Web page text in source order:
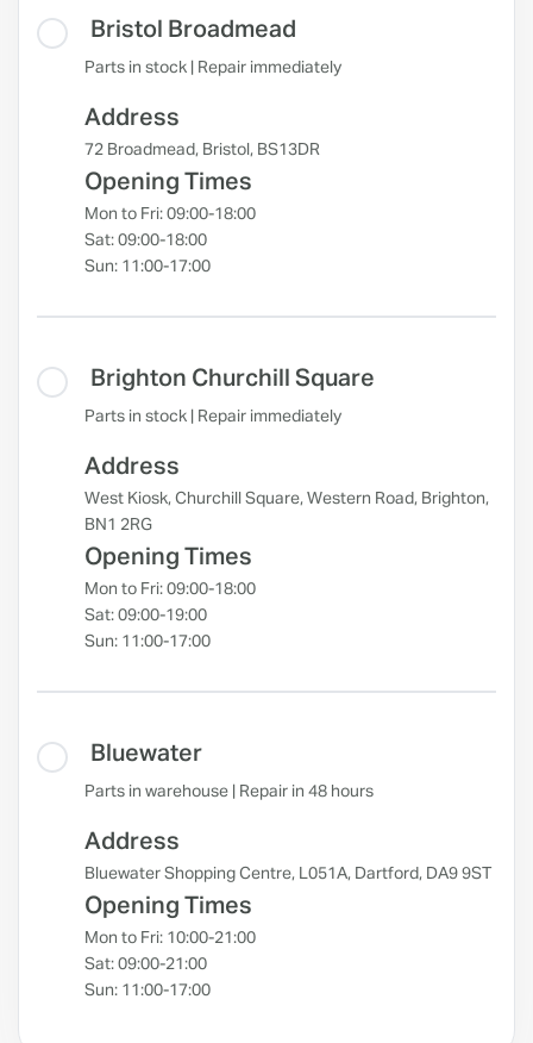
Bristol Broadmead
Parts in stock | Repair immediately
Address
72 Broadmead, Bristol, BS13DR
Opening Times
Mon to Fri: 09:00-18:00
Sat: 09:00-18:00
Sun: 11:00-17:00
Brighton Churchill Square
Parts in stock | Repair immediately
Address
West Kiosk, Churchill Square, Western Road, Brighton,
BN1 2RG
Opening Times
Mon to Fri: 09:00-18:00
Sat: 09:00-19:00
Sun: 11:00-17:00
Bluewater
Parts in warehouse | Repair in 48 hours
Address
Bluewater Shopping Centre, L051A, Dartford, DA9 9ST
Opening Times
Mon to Fri: 10:00-21:00
Sat: 09:00-21:00
Sun: 11:00-17:00